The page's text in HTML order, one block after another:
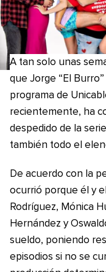
A tan solo unas
que Jorge “El
programa de
recientemente, ha
despedido de la
también todo el
De acuerdo con la
ocurrió porque él y
Rodríguez, Mónica
Hernández y
sueldo, poniendo
episodios si no se